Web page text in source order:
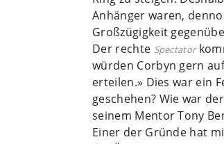
Anhänger waren,
Großzügigkeit
Der rechte Spectator
würden Corbyn gern
erteilen.» Dies war ein
geschehen? Wie war
seinem Mentor Tony
Einer der Gründe hat